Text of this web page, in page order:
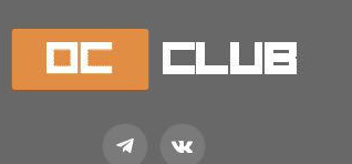
TelegramVKontakte